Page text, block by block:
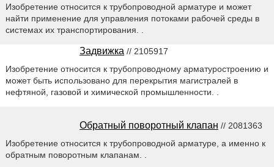
Изобретение относится к трубопроводной арматуре и может
найти применение для управления потоками рабочей среды в
системах их транспортирования. .
Задвижка // 2105917
Изобретение относится к трубопроводному арматуростроению и
может быть использовано для перекрытия магистралей в
нефтяной, газовой и химической промышленности. .
Обратный поворотный клапан // 2081363
Изобретение относится к трубопроводной арматуре, а именно к
обратным поворотным клапанам. .